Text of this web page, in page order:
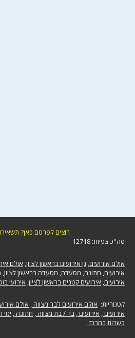
רוצים לפרסם כאן?
סה''כ צפיות: 12718
אולם אירועים, גן אירועים בראשון לציון, אולם
אירועים, חתונה, מסעדה, מסעדה בראשון לציון,
אירועים, אירועים קטנים בראשון לציון, אירועי
קטגוריות: אולם אירועים לבר מצווה , אולם
אירועים , אירועים , בר / בת מצווה , חתונה , ימי
כשרות במרכז,